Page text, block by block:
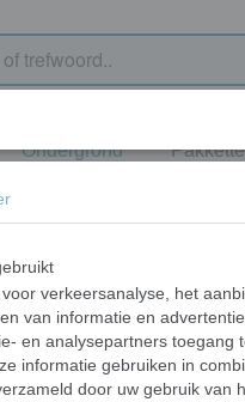
Ondergrond
verkeersanalyse, het
van informatie en
en analysepartners toegang
informatie gebruiken in
door uw gebruik van